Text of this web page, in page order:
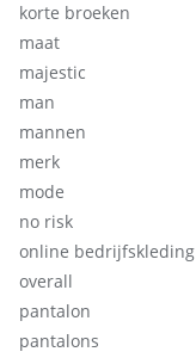
korte broeken
maat
majestic
man
mannen
merk
mode
no risk
online bedrijfskleding
overall
pantalon
pantalons